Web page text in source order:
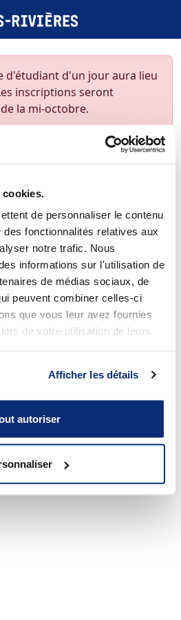
de personnaliser le contenu
fonctionnalités relatives aux
notre trafic. Nous
informations sur l'utilisation de
de médias sociaux, de
peuvent combiner celles-ci
que vous leur avez fournies
de votre utilisation de leurs
Afficher les détails
autoriser
d'étudiant d'un jour aura lieu
inscriptions seront
la mi-octobre.
en savoir davantage sur les
toi à notre infolettre.